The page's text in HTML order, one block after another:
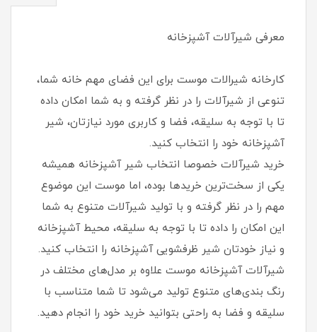
معرفی شیرآلات آشپزخانه
کارخانه شیرالات موست برای این فضای مهم خانه شما،
تنوعی از شیرآلات را در نظر گرفته و به شما امکان داده
تا با توجه به سلیقه، فضا و کاربری مورد نیازتان، شیر
آشپزخانه خود را انتخاب کنید.
خرید شیرآلات خصوصا انتخاب شیر آشپزخانه همیشه
یکی از سخت‌ترین خریدها بوده، اما موست این موضوع
مهم را در نظر گرفته و با تولید شیرآلات متنوع به شما
این امکان را داده تا با توجه به سلیقه، محیط آشپزخانه
و نیاز خودتان شیر ظرفشویی آشپزخانه را انتخاب کنید.
شیرآلات آشپزخانه موست علاوه بر مدل‌های مختلف در
رنگ بندی‌های متنوع تولید می‌شود تا شما متناسب با
سلیقه و فضا به راحتی بتوانید خرید خود را انجام دهید.